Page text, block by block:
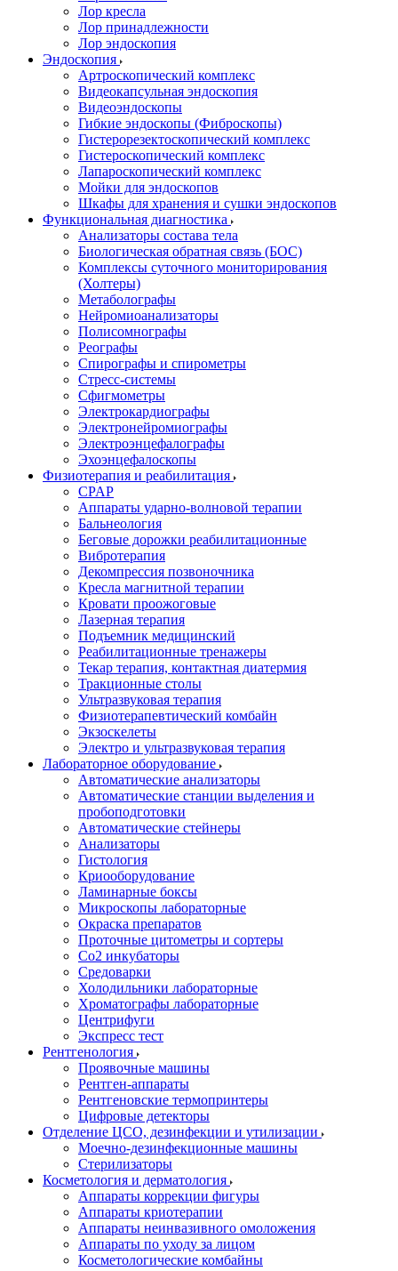
Лор кресла
Лор принадлежности
Лор эндоскопия
Эндоскопия
Артроскопический комплекс
Видеокапсульная эндоскопия
Видеоэндоскопы
Гибкие эндоскопы (Фиброcкопы)
Гистерорезектоскопический комплекс
Гистероскопический комплекс
Лапароскопический комплекс
Мойки для эндоскопов
Шкафы для хранения и сушки эндоскопов
Функциональная диагностика
Анализаторы состава тела
Биологическая обратная связь (БОС)
Комплексы суточного мониторирования
(Холтеры)
Метаболографы
Нейромиоанализаторы
Полисомнографы
Реографы
Спирографы и спирометры
Стресс-системы
Сфигмометры
Электрокардиографы
Электронейромиографы
Электроэнцефалографы
Эхоэнцефалоскопы
Физиотерапия и реабилитация
CPAP
Аппараты ударно-волновой терапии
Бальнеология
Беговые дорожки реабилитационные
Вибротерапия
Декомпрессия позвоночника
Кресла магнитной терапии
Кровати проожоговые
Лазерная терапия
Подъемник медицинский
Реабилитационные тренажеры
Текар терапия, контактная диатермия
Тракционные столы
Ультразвуковая терапия
Физиотерапевтический комбайн
Экзоскелеты
Электро и ультразвуковая терапия
Лабораторное оборудование
Автоматические анализаторы
Автоматические станции выделения и
пробоподготовки
Автоматические стейнеры
Анализаторы
Гистология
Криооборудование
Ламинарные боксы
Микроскопы лабораторные
Окраска препаратов
Проточные цитометры и сортеры
Со2 инкубаторы
Средоварки
Холодильники лабораторные
Хроматографы лабораторные
Центрифуги
Экспресс тест
Рентгенология
Проявочные машины
Рентген-аппараты
Рентгеновские термопринтеры
Цифровые детекторы
Отделение ЦСО, дезинфекции и утилизации
Моечно-дезинфекционные машины
Стерилизаторы
Косметология и дерматология
Аппараты коррекции фигуры
Аппараты криотерапии
Аппараты неинвазивного омоложения
Аппараты по уходу за лицом
Косметологические комбайны